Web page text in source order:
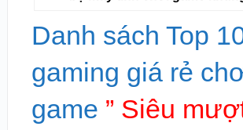
Danh sách Top
gaming giá rẻ
game ” Siêu